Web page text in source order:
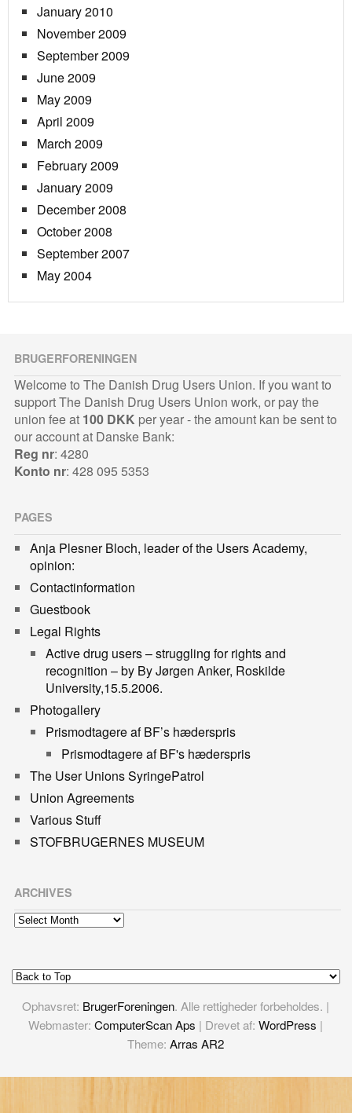
January 2010
November 2009
September 2009
June 2009
May 2009
April 2009
March 2009
February 2009
January 2009
December 2008
October 2008
September 2007
May 2004
BRUGERFORENINGEN
Welcome to The Danish Drug Users Union. If you want to
support The Danish Drug Users Union work, or pay the
union fee at 100 DKK per year - the amount kan be sent to
our account at Danske Bank:
Reg nr: 4280
Konto nr: 428 095 5353
PAGES
Anja Plesner Bloch, leader of the Users Academy,
opinion:
Contactinformation
Guestbook
Legal Rights
Active drug users – struggling for rights and
recognition – by By Jørgen Anker, Roskilde
University,15.5.2006.
Photogallery
Prismodtagere af BF’s hæderspris
Prismodtagere af BF's hæderspris
The User Unions SyringePatrol
Union Agreements
Various Stuff
STOFBRUGERNES MUSEUM
ARCHIVES
Archives
Ophavsret: BrugerForeningen. Alle rettigheder forbeholdes. |
Webmaster:ComputerScan Aps | Drevet af:WordPress |
Theme:Arras AR2